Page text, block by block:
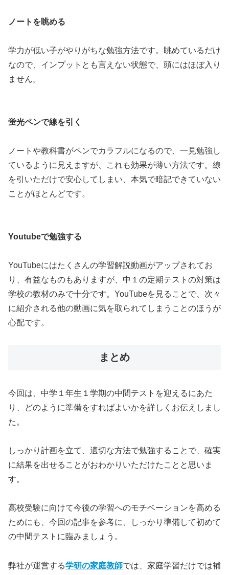
ノートを眺める
学力が低い子がやりがちな勉強方法です。眺めているだけ
なので、インプットとも言えない状態で、頭にはほぼ入り
ません。
蛍光ペンで線を引く
ノートや教科書がペンでカラフルになるので、一見勉強し
ているように見えますが、これも効果が薄い方法です。線
を引いただけで安心してしまい、本気で暗記できていない
ことがほとんどです。
Youtubeで勉強する
YouTubeにはたくさんの学習解説動画がアップされてお
り、有益なものもありますが、中１の定期テストの対策は
学校の教材のみで十分です。YouTubeを見ることで、次々
に紹介される他の動画に気を取られてしまうことのほうが
心配です。
まとめ
今回は、中学１年生１学期の中間テストを迎えるにあた
り、どのように準備をすればよいかを詳しくお伝えしまし
た。
しっかり計画を立て、適切な方法で勉強することで、確実
に結果を出せることがおわかりいただけたことと思いま
す。
高校受験に向けて今後の学習へのモチベーションを高める
ためにも、今回の記事を参考に、しっかり準備して初めて
の中間テストに臨みましょう。
弊社が運営する学研の家庭教師では、家庭学習だけでは補